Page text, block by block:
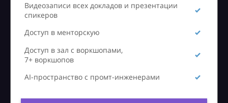
Видеозаписи всех докладов и презентации
спикеров
Доступ в менторскую
Доступ в зал с воркшопами,
7+ воркшопов
AI-пространство с промт-инженерами